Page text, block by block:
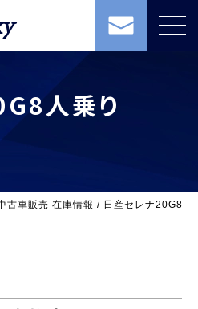
人乗り
古車販売 在庫情報 / 日産セレナ20G8